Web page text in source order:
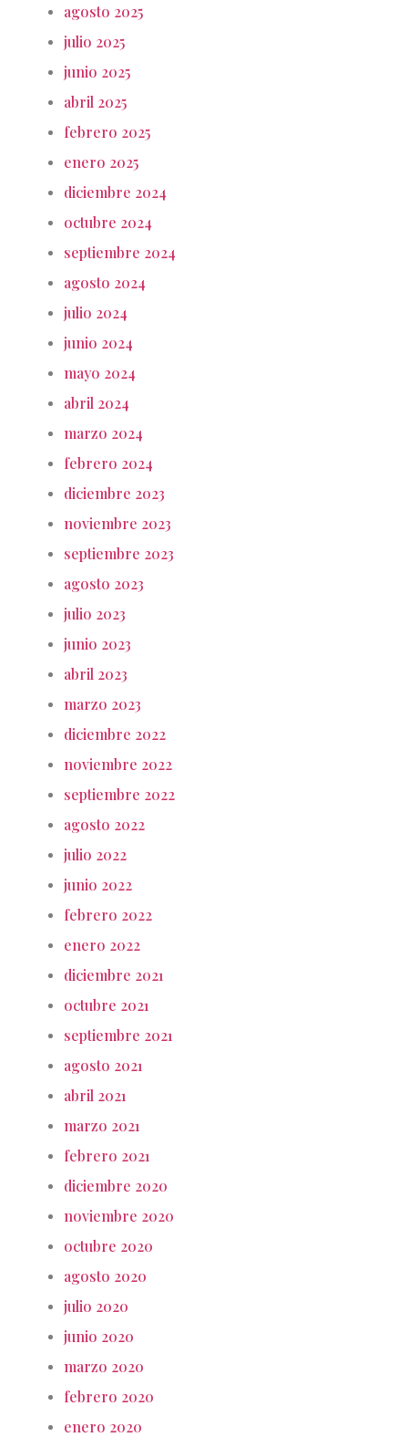
agosto 2025
julio 2025
junio 2025
abril 2025
febrero 2025
enero 2025
diciembre 2024
octubre 2024
septiembre 2024
agosto 2024
julio 2024
junio 2024
mayo 2024
abril 2024
marzo 2024
febrero 2024
diciembre 2023
noviembre 2023
septiembre 2023
agosto 2023
julio 2023
junio 2023
abril 2023
marzo 2023
diciembre 2022
noviembre 2022
septiembre 2022
agosto 2022
julio 2022
junio 2022
febrero 2022
enero 2022
diciembre 2021
octubre 2021
septiembre 2021
agosto 2021
abril 2021
marzo 2021
febrero 2021
diciembre 2020
noviembre 2020
octubre 2020
agosto 2020
julio 2020
junio 2020
marzo 2020
febrero 2020
enero 2020